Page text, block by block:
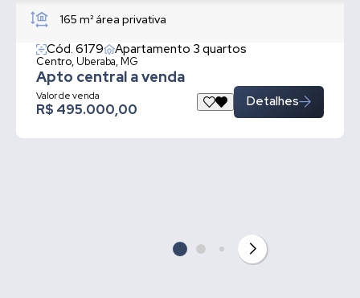
165 m²área privativa
Cód. 6179 Apartamento 3 quartos
Centro, Uberaba, MG
Apto central a venda
Valor de venda
R$ 495.000,00 Detalhes